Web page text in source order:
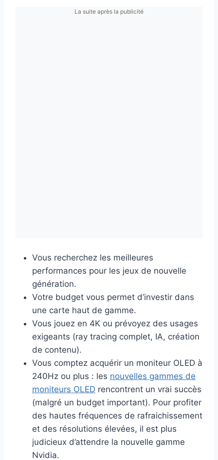
La suite après la publicité
Vous recherchez les meilleures
performances pour les jeux de nouvelle
génération.
Votre budget vous permet d’investir dans
une carte haut de gamme.
Vous jouez en 4K ou prévoyez des usages
exigeants (ray tracing complet, IA, création
de contenu).
Vous comptez acquérir un moniteur OLED à
240Hz ou plus : les nouvelles gammes de
moniteurs OLED rencontrent un vrai succès
(malgré un budget important). Pour profiter
des hautes fréquences de rafraichissement
et des résolutions élevées, il est plus
judicieux d’attendre la nouvelle gamme
Nvidia.